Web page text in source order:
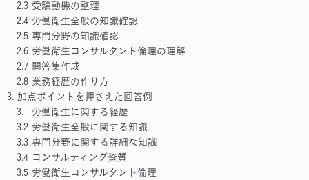
2.3 受験動機の整理
2.4 労働衛生全般の知識確認
2.5 専門分野の知識確認
2.6 労働衛生コンサルタント倫理の理解
2.7 問答集作成
2.8 業務経歴の作り方
3. 加点ポイントを押さえた回答例
3.1 労働衛生に関する経歴
3.2 労働衛生全般に関する知識
3.3 専門分野に関する詳細な知識
3.4 コンサルティング資質
3.5 労働衛生コンサルタント倫理